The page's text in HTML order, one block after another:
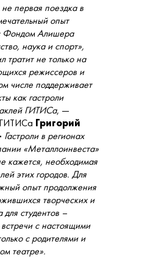
первая поездка в
опыт
Фондом Алишера
наука и спорт»,
тратит не только на
режиссеров и
числе поддерживает
как гастроли
ГИТИСа, —
Григорий
Гастроли в регионах
«Металлоинвеста»
кажется, необходимая
этих городов. Для
опыт продолжения
творческих и
студентов –
с настоящими
с родителями и
театре».